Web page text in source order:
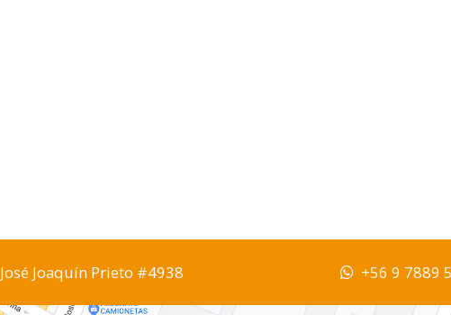
José Joaquín Prieto #4938 +56 9 7889